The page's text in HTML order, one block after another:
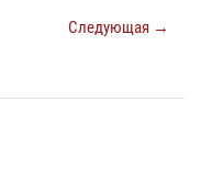
Следующая →